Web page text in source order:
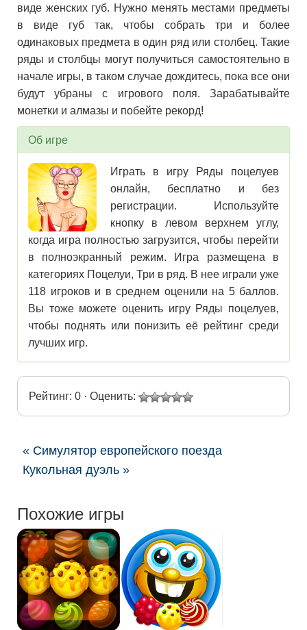
виде женских губ. Нужно менять местами предметы
в виде губ так, чтобы собрать три и более
одинаковых предмета в один ряд или столбец. Такие
ряды и столбцы могут получиться самостоятельно в
начале игры, в таком случае дождитесь, пока все они
будут убраны с игрового поля. Зарабатывайте
монетки и алмазы и побейте рекорд!
Об игре
Играть в игру Ряды поцелуев
онлайн, бесплатно и без
регистрации. Используйте
кнопку в левом верхнем углу,
когда игра полностью загрузится, чтобы перейти
в полноэкранный режим. Игра размещена в
категориях Поцелуи, Три в ряд. В нее играли уже
118 игроков и в среднем оценили на 5 баллов.
Вы тоже можете оценить игру Ряды поцелуев,
чтобы поднять или понизить её рейтинг среди
лучших игр.
Рейтинг: 0 · Оценить:
« Симулятор европейского поезда
Кукольная дуэль »
Похожие игры